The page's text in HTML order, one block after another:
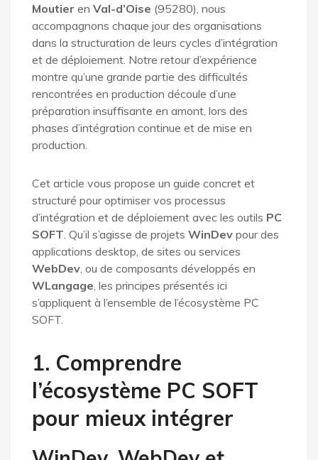
Moutier en Val-d’Oise (95280), nous
accompagnons chaque jour des organisations
dans la structuration de leurs cycles d’intégration
et de déploiement. Notre retour d’expérience
montre qu’une grande partie des difficultés
rencontrées en production découle d’une
préparation insuffisante en amont, lors des
phases d’intégration continue et de mise en
production.
Cet article vous propose un guide concret et
structuré pour optimiser vos processus
d’intégration et de déploiement avec les outils PC
SOFT . Qu’il s’agisse de projets WinDev pour des
applications desktop, de sites ou services
WebDev , ou de composants développés en
WLangage , les principes présentés ici
s’appliquent à l’ensemble de l’écosystème PC
SOFT.
1. Comprendre
l’écosystème PC SOFT
pour mieux intégrer